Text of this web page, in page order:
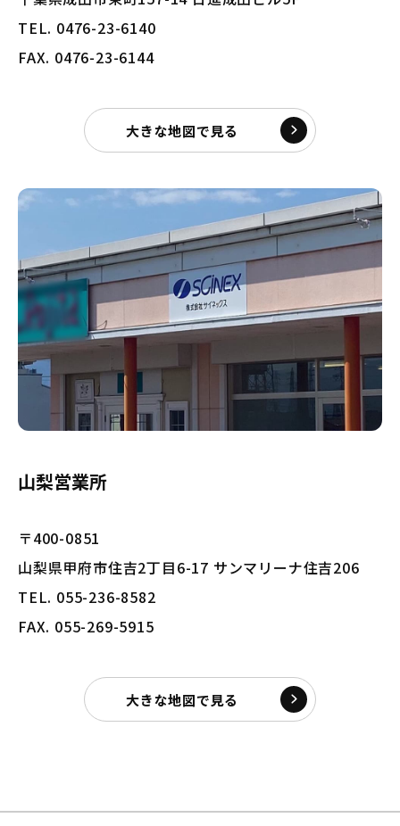
TEL. 0476-23-6140
FAX. 0476-23-6144
大きな地図で見る
山梨営業所
〒400-0851
山梨県甲府市住吉2丁目6-17 サンマリーナ住吉206
TEL. 055-236-8582
FAX. 055-269-5915
大きな地図で見る